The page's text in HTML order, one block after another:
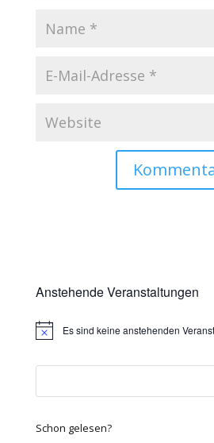
Anstehende Veranstaltungen
HinweisEs sind keine anstehenden
Schon gelesen?